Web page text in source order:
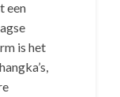
een
is het